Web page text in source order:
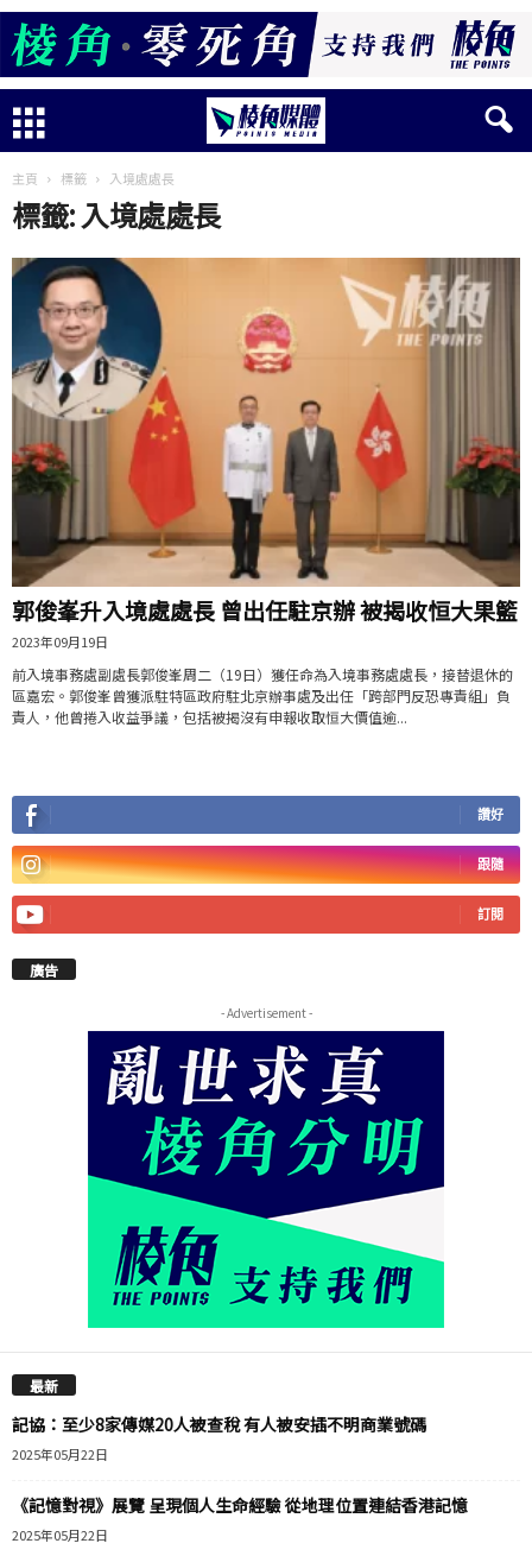
主頁 標籤 入境處處長
標籤: 入境處處長
郭俊峯升入境處處長 曾出任駐京辦 被揭收恒大果籃
2023年09月19日
前入境事務處副處長郭俊峯周二（19日）獲任命為入境事務處處長，接替退休的
區嘉宏。郭俊峯曾獲派駐特區政府駐北京辦事處及出任「跨部門反恐專責組」負
責人，他曾捲入收益爭議，包括被揭沒有申報收取恒大價值逾...
讚好
跟隨
訂閱
廣告
- Advertisement -
最新
記協：至少8家傳媒20人被查稅 有人被安插不明商業號碼
2025年05月22日
《記憶對視》展覽 呈現個人生命經驗 從地理位置連結香港記憶
2025年05月22日